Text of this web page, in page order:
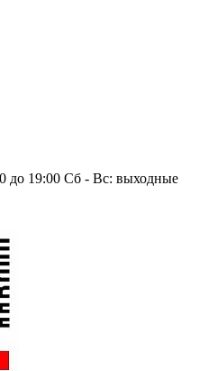
до 19:00 Сб - Вс: выходные